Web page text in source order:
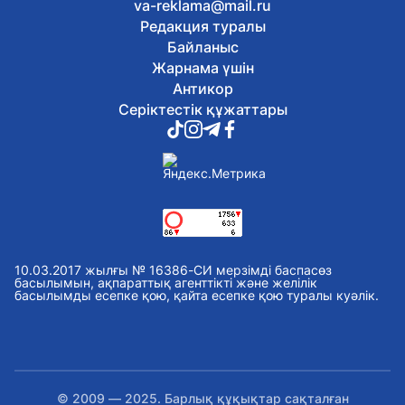
вирусына қарсы вакцинация
жалғасуда
7 тамыз, 2026
Ұлытауда «Қызылорда – Жезқазған»
жолын жаңғырту жұмыстары
7 тамыз, 2026
Елімізде 12 өңірде 1 850 төсек-орынды
қамтитын оңалту орталықтарын салу
жобасы іске асырылуда
Қарулы күштерде Абай
шығармаларын оқудан челлендж
Соңғы жылдары азаматтардың
сайлауға қатысу белсендігі артты –
есебін автоматтандыру жобасын
va-reklama@mail.ru
Редакция туралы
Байланыс
Жарнама үшін
Антикор
Серіктестік құжаттары
10.03.2017 жылғы № 16386-СИ мерзімді баспасөз
басылымын, ақпараттық агенттікті және желілік
басылымды есепке қою, қайта есепке қою туралы куәлік.
© 2009 — 2025. Барлық құқықтар сақталған